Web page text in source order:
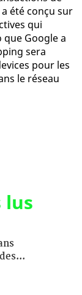
été conçu sur
qui
Google a
sera
pour les
le réseau
lus